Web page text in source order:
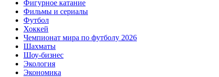
Фигурное катание
Фильмы и сериалы
Футбол
Хоккей
Чемпионат мира по футболу 2026
Шахматы
Шоу-бизнес
Экология
Экономика